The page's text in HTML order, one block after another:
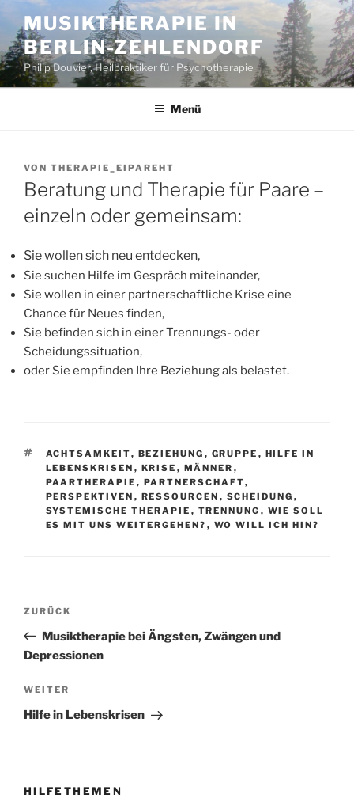
Inhalt
springen
MUSIKTHERAPIE IN
BERLIN-ZEHLENDORF
Philip Douvier, Heilpraktiker für Psychotherapie
Menü
VERÖFFENTLICHT
AM
VON THERAPIE_EIPAREHT
Beratung und Therapie für Paare –
einzeln oder gemeinsam:
Sie wollen sich neu entdecken,
Sie suchen Hilfe im Gespräch miteinander,
Sie wollen in einer partnerschaftliche Krise eine
Chance für Neues finden,
Sie befinden sich in einer Trennungs- oder
Scheidungssituation,
oder Sie empfinden Ihre Beziehung als belastet.
SCHLAGWÖRTER
ACHTSAMKEIT, BEZIEHUNG , GRUPPE , HILFE IN
LEBENSKRISEN , KRISE , MÄNNER ,
PAARTHERAPIE , PARTNERSCHAFT,
PERSPEKTIVEN , RESSOURCEN , SCHEIDUNG ,
SYSTEMISCHE THERAPIE , TRENNUNG , WIE SOLL
ES MIT UNS WEITERGEHEN? , WO WILL ICH HIN?
Beitragsnavigation
Vorheriger
Beitrag
ZURÜCK
Musiktherapie bei Ängsten, Zwängen und
Depressionen
Nächster
Beitrag
WEITER
Hilfe in Lebenskrisen
HILFETHEMEN